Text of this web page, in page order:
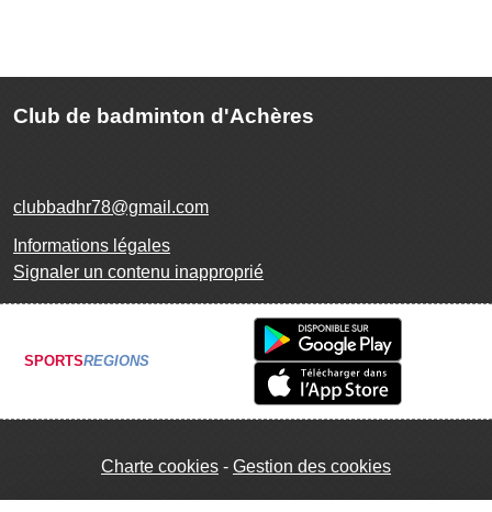
Club de badminton d'Achères
clubbadhr78@gmail.com
Informations légales
Signaler un contenu inapproprié
SPORTSREGIONS
Charte cookies Gestion des cookies